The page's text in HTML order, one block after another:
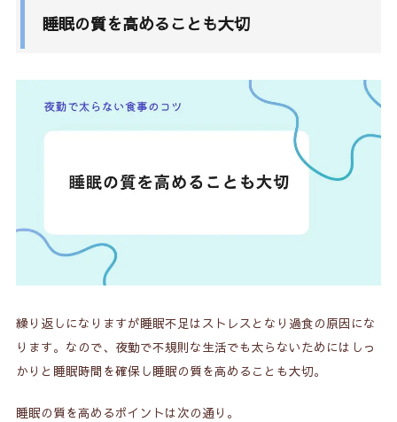
睡眠の質を高めることも大切
繰り返しになりますが睡眠不足はストレスとなり過食の原因にな
ります。なので、夜勤で不規則な生活でも太らないためにはしっ
かりと睡眠時間を確保し睡眠の質を高めることも大切。
睡眠の質を高めるポイントは次の通り。